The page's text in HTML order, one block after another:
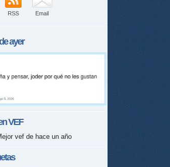
RSS Email
ayer
VEF